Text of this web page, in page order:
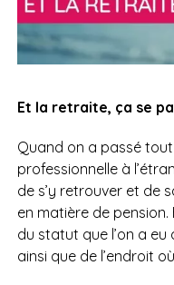
Et la retraite, ça se
Quand on a passé
professionnelle à
de s’y retrouver et de
en matière de
du statut que l’on a
ainsi que de l’endroit